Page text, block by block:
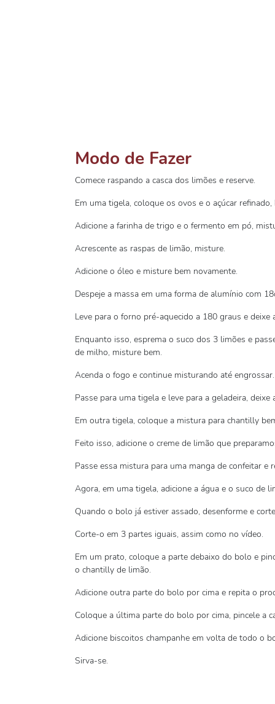
Modo de Fazer
Comece raspando a casca dos limões e reserve.
Em uma tigela, coloque os ovos e o açúcar
Adicione a farinha de trigo e o fermento em pó,
Acrescente as raspas de limão, misture.
Adicione o óleo e misture bem novamente.
Despeje a massa em uma forma de alumínio com
Leve para o forno pré-aquecido a 180 graus e
Enquanto isso, esprema o suco dos 3 limões e
de milho, misture bem.
Acenda o fogo e continue misturando até engrossar.
Passe para uma tigela e leve para a geladeira, deixe
Em outra tigela, coloque a mistura para chantilly
Feito isso, adicione o creme de limão que
Passe essa mistura para uma manga de confeitar e
Agora, em uma tigela, adicione a água e o suco de
Quando o bolo já estiver assado, desenforme e
Corte-o em 3 partes iguais, assim como no vídeo.
Em um prato, coloque a parte debaixo do bolo e
o chantilly de limão.
Adicione outra parte do bolo por cima e repita o
Coloque a última parte do bolo por cima, pincele a
Adicione biscoitos champanhe em volta de todo o
Sirva-se.